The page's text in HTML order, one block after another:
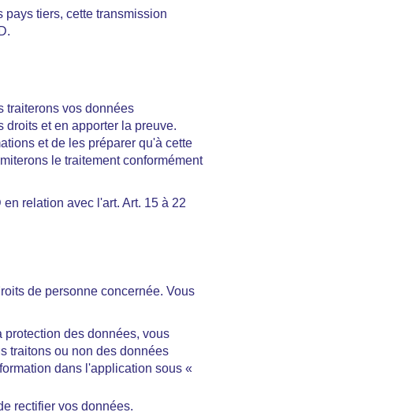
tiers, cette transmission
traiterons vos données
et en apporter la preuve.
et de les préparer qu'à cette
le traitement conformément
relation avec l'art. Art. 15 à 22
de personne concernée. Vous
des données, vous
traitons ou non des données
dans l'application sous «
rectifier vos données.